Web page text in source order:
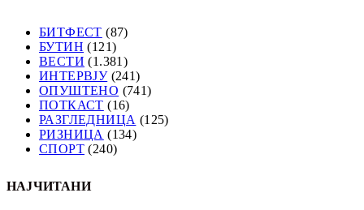
БИТФЕСТ (87)
БУТИН (121)
ВЕСТИ (1.381)
ИНТЕРВЈУ(241)
ОПУШТЕНО (741)
ПОТКАСТ (16)
РАЗГЛЕДНИЦА (125)
РИЗНИЦА (134)
СПОРТ (240)
НАЈЧИТАНИ